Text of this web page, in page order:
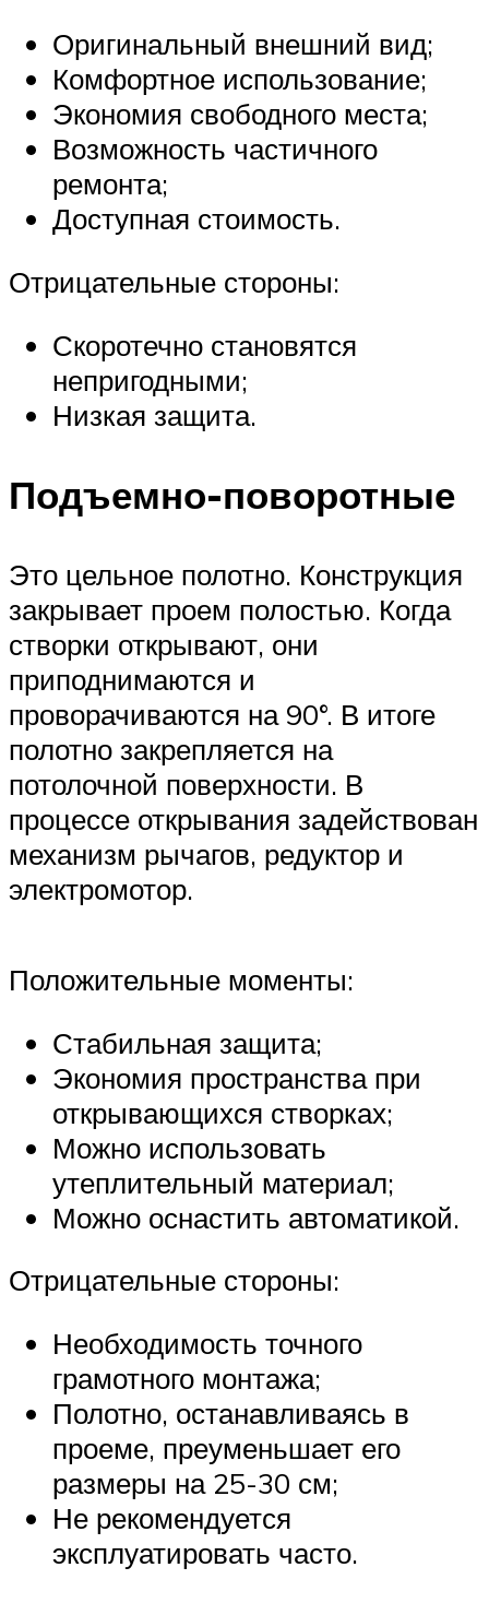
Оригинальный внешний вид;
Комфортное использование;
Экономия свободного места;
Возможность частичного
ремонта;
Доступная стоимость.
Отрицательные стороны:
Скоротечно становятся
непригодными;
Низкая защита.
Подъемно-поворотные
Это цельное полотно. Конструкция
закрывает проем полостью. Когда
створки открывают, они
приподнимаются и
проворачиваются на 90°. В итоге
полотно закрепляется на
потолочной поверхности. В
процессе открывания задействован
механизм рычагов, редуктор и
электромотор.
Положительные моменты:
Стабильная защита;
Экономия пространства при
открывающихся створках;
Можно использовать
утеплительный материал;
Можно оснастить автоматикой.
Отрицательные стороны:
Необходимость точного
грамотного монтажа;
Полотно, останавливаясь в
проеме, преуменьшает его
размеры на 25-30 см;
Не рекомендуется
эксплуатировать часто.